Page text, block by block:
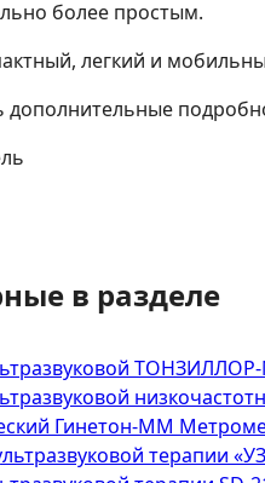
более простым.
легкий и
дополнительные
в разделе
Гинетон-ММ